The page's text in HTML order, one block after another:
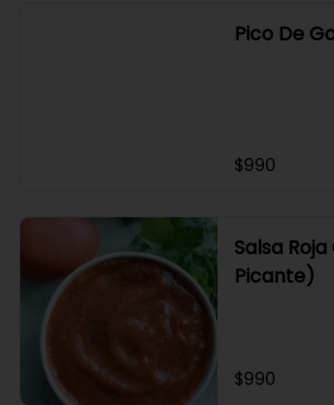
Pico De
$990
Salsa
Picante)
$990